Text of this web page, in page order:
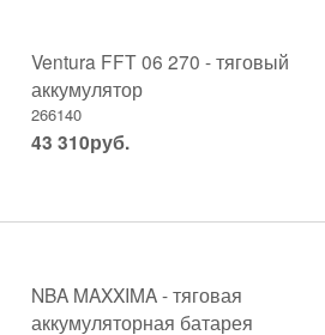
Ventura FFT 06 270 - тяговый
аккумулятор
266140
43 310руб.
NBA MAXXIMA - тяговая
аккумуляторная батарея